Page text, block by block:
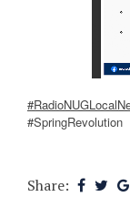
#SpringRevolution
Share: